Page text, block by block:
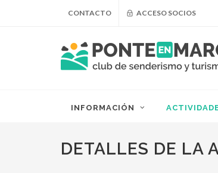
CONTACTO ACCESO SOCIOS
INFORMACIÓN
DETALLES DE LA